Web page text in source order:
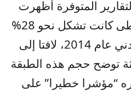
المتوفرة أظهرت
أن الطبقة الوسطى كانت تشكل نحو 28%
من المجتمع الأردني عام 2014، لافتا إلى
توضح حجم هذه الطبقة
“مؤشرا خطيرا” على